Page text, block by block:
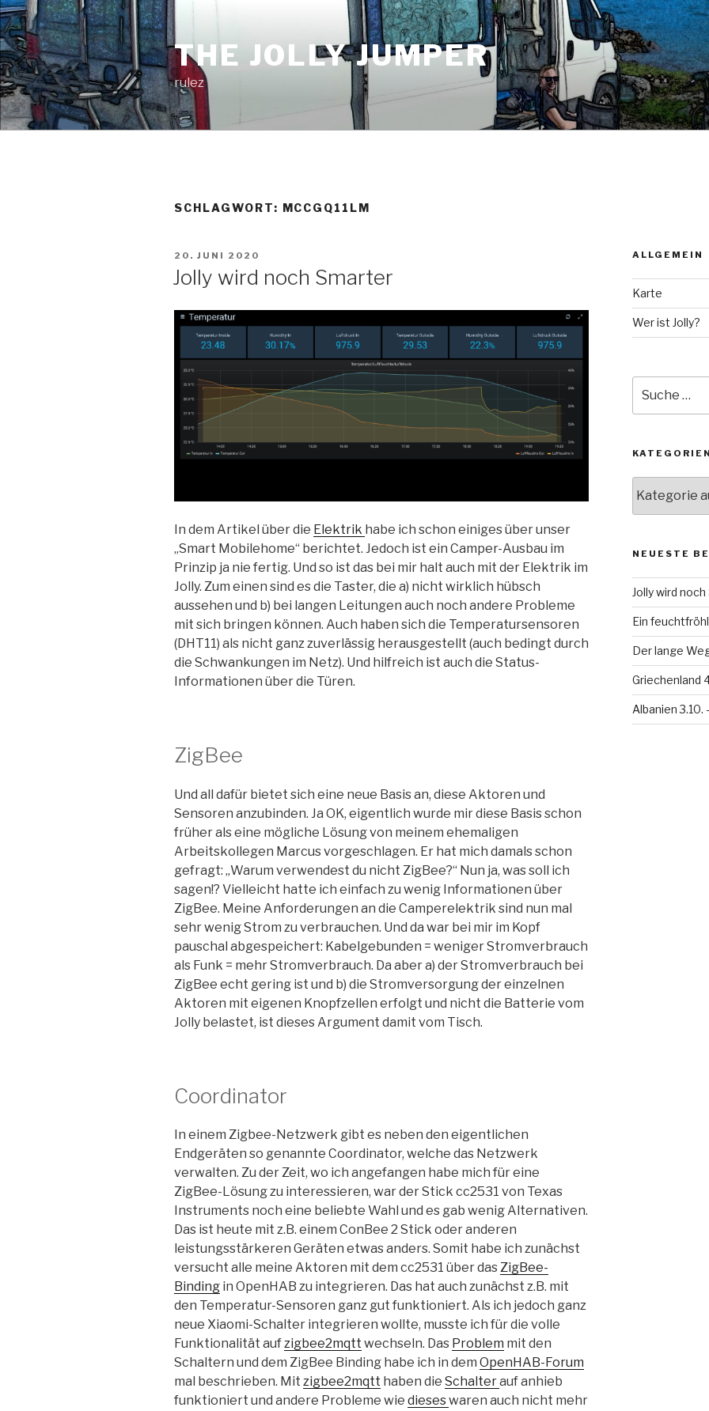
Zum
Inhalt
springen
THE JOLLY JUMPER
rulez
SCHLAGWORT: MCCGQ11LM
VERÖFFENTLICHT
20. JUNI 2020
Jolly wird noch Smarter
In dem Artikel über die Elektrik habe ich schon einiges über unser
„Smart Mobilehome“ berichtet. Jedoch ist ein Camper-Ausbau im
Prinzip ja nie fertig. Und so ist das bei mir halt auch mit der Elektrik im
Jolly. Zum einen sind es die Taster, die a) nicht wirklich hübsch
aussehen und b) bei langen Leitungen auch noch andere Probleme
mit sich bringen können. Auch haben sich die Temperatursensoren
(DHT11) als nicht ganz zuverlässig herausgestellt (auch bedingt durch
die Schwankungen im Netz). Und hilfreich ist auch die Status-
Informationen über die Türen.
ZigBee
Und all dafür bietet sich eine neue Basis an, diese Aktoren und
Sensoren anzubinden. Ja OK, eigentlich wurde mir diese Basis schon
früher als eine mögliche Lösung von meinem ehemaligen
Arbeitskollegen Marcus vorgeschlagen. Er hat mich damals schon
gefragt: „Warum verwendest du nicht ZigBee?“ Nun ja, was soll ich
sagen!? Vielleicht hatte ich einfach zu wenig Informationen über
ZigBee. Meine Anforderungen an die Camperelektrik sind nun mal
sehr wenig Strom zu verbrauchen. Und da war bei mir im Kopf
pauschal abgespeichert: Kabelgebunden = weniger Stromverbrauch
als Funk = mehr Stromverbrauch. Da aber a) der Stromverbrauch bei
ZigBee echt gering ist und b) die Stromversorgung der einzelnen
Aktoren mit eigenen Knopfzellen erfolgt und nicht die Batterie vom
Jolly belastet, ist dieses Argument damit vom Tisch.
Coordinator
In einem Zigbee-Netzwerk gibt es neben den eigentlichen
Endgeräten so genannte Coordinator, welche das Netzwerk
verwalten. Zu der Zeit, wo ich angefangen habe mich für eine
ZigBee-Lösung zu interessieren, war der Stick cc2531 von Texas
Instruments noch eine beliebte Wahl und es gab wenig Alternativen.
Das ist heute mit z.B. einem ConBee 2 Stick oder anderen
leistungsstärkeren Geräten etwas anders. Somit habe ich zunächst
versucht alle meine Aktoren mit dem cc2531 über dasZigBee-
Binding in OpenHAB zu integrieren. Das hat auch zunächst z.B. mit
den Temperatur-Sensoren ganz gut funktioniert. Als ich jedoch ganz
neue Xiaomi-Schalter integrieren wollte, musste ich für die volle
Funktionalität aufzigbee2mqtt wechseln. Das Problem mit den
Schaltern und dem ZigBee Binding habe ich in dem OpenHAB-Forum
mal beschrieben. Mit zigbee2mqtt haben die Schalterauf anhieb
funktioniert und andere Probleme wie dieseswaren auch nicht mehr
ALLGEMEIN
Karte
Wer ist Jolly?
nach:
KATEGORIEN
NEUESTE
Jolly wird
Ein
Der lange
Griechenland
Albanien 3.10.